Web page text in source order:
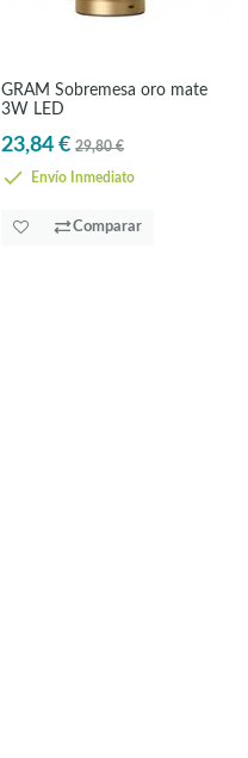
GRAM Sobremesa oro mate
3W LED
23,84 € 29,80 €
Envío Inmediato
Comparar